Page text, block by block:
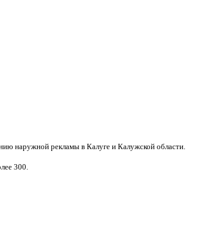
наружной рекламы в Калуге и Калужской области.
300.